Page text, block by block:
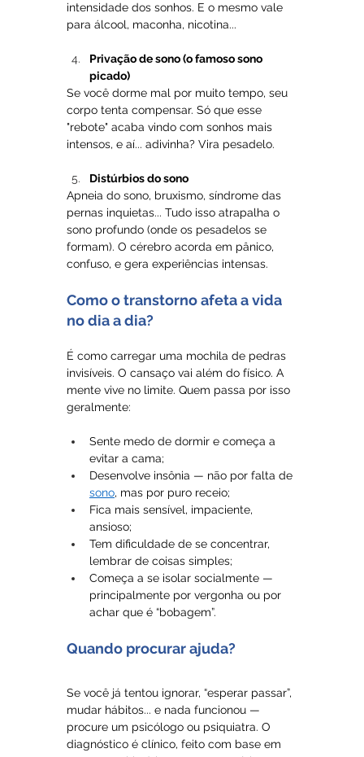
intensidade dos sonhos. E o mesmo vale
para álcool, maconha, nicotina...
Privação de sono (o famoso sono
picado)
Se você dorme mal por muito tempo, seu
corpo tenta compensar. Só que esse
"rebote" acaba vindo com sonhos mais
intensos, e aí... adivinha? Vira pesadelo.
Distúrbios do sono
Apneia do sono, bruxismo, síndrome das
pernas inquietas... Tudo isso atrapalha o
sono profundo (onde os pesadelos se
formam). O cérebro acorda em pânico,
confuso, e gera experiências intensas.
Como o transtorno afeta a vida
no dia a dia?
É como carregar uma mochila de pedras
invisíveis. O cansaço vai além do físico. A
mente vive no limite. Quem passa por isso
geralmente:
Sente medo de dormir e começa a
evitar a cama;
Desenvolve insônia — não por falta de
sono, mas por puro receio;
Fica mais sensível, impaciente,
ansioso;
Tem dificuldade de se concentrar,
lembrar de coisas simples;
Começa a se isolar socialmente —
principalmente por vergonha ou por
achar que é “bobagem”.
Quando procurar ajuda?
Se você já tentou ignorar, “esperar passar”,
mudar hábitos... e nada funcionou —
procure um psicólogo ou psiquiatra. O
diagnóstico é clínico, feito com base em